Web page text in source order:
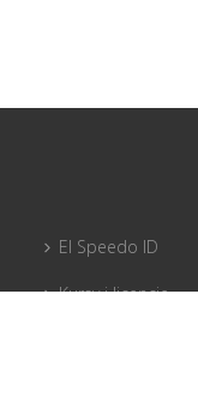
El Speedo ID
Kursy i licencje